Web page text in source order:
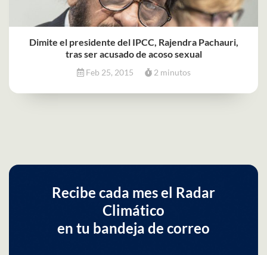
Dimite el presidente del IPCC, Rajendra Pachauri,
tras ser acusado de acoso sexual
Feb 25, 2015 2 minutos
Recibe cada mes el Radar
Climático
en tu bandeja de correo